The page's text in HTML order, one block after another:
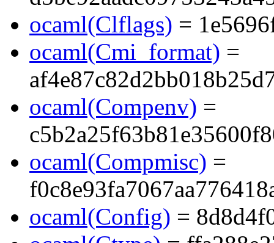
ocaml(Clflags) =
ocaml(Cmi_format) =
ocaml(Compenv) =
ocaml(Compmisc) =
ocaml(Config) =